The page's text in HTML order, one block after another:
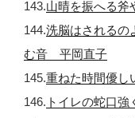
143.山晴を振へる
144.洗脳はされるの
む音 平岡直子
145.重ねた時間優
146. トイレの蛇口